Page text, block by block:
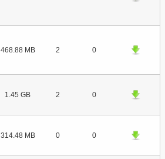
468.88 MB 2 0
1.45 GB 2 0
314.48 MB 0 0